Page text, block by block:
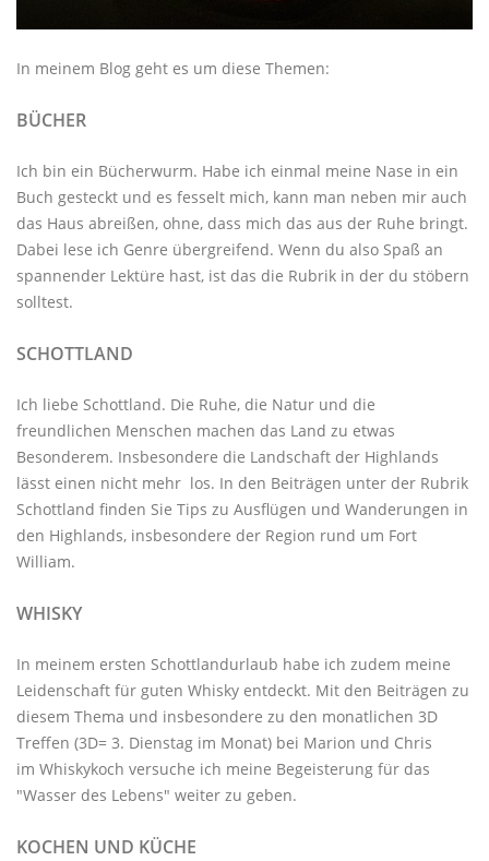
In meinem Blog geht es um diese Themen:
BÜCHER
Ich bin ein Bücherwurm. Habe ich einmal meine Nase in ein
Buch gesteckt und es fesselt mich, kann man neben mir auch
das Haus abreißen, ohne, dass mich das aus der Ruhe bringt.
Dabei lese ich Genre übergreifend. Wenn du also Spaß an
spannender Lektüre hast, ist das die Rubrik in der du stöbern
solltest.
SCHOTTLAND
Ich liebe Schottland. Die Ruhe, die Natur und die
freundlichen Menschen machen das Land zu etwas
Besonderem. Insbesondere die Landschaft der Highlands
lässt einen nicht mehr los. In den Beiträgen unter der Rubrik
Schottland finden Sie Tips zu Ausflügen und Wanderungen in
den Highlands, insbesondere der Region rund um Fort
William.
WHISKY
In meinem ersten Schottlandurlaub habe ich zudem meine
Leidenschaft für guten Whisky entdeckt. Mit den Beiträgen zu
diesem Thema und insbesondere zu den monatlichen 3D
Treffen (3D= 3. Dienstag im Monat) bei Marion und Chris
im Whiskykoch versuche ich meine Begeisterung für das
"Wasser des Lebens" weiter zu geben.
KOCHEN UND KÜCHE